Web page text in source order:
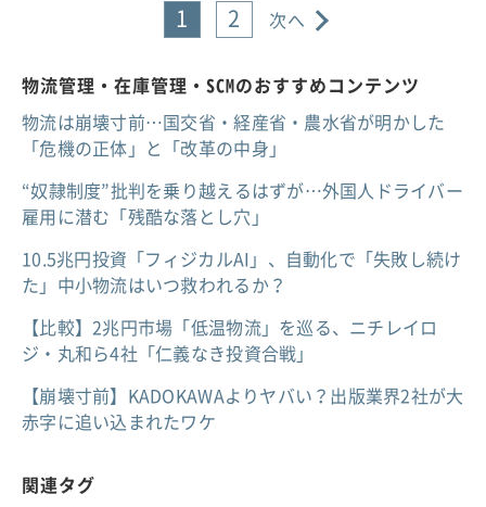
1 2 次へ
物流管理・在庫管理・SCMのおすすめコンテンツ
物流は崩壊寸前…国交省・経産省・農水省が明かした
「危機の正体」と「改革の中身」
“奴隷制度”批判を乗り越えるはずが…外国人ドライバー
雇用に潜む「残酷な落とし穴」
10.5兆円投資「フィジカルAI」、自動化で「失敗し続け
た」中小物流はいつ救われるか？
【比較】2兆円市場「低温物流」を巡る、ニチレイロ
ジ・丸和ら4社「仁義なき投資合戦」
【崩壊寸前】KADOKAWAよりヤバい？出版業界2社が大
赤字に追い込まれたワケ
関連タグ